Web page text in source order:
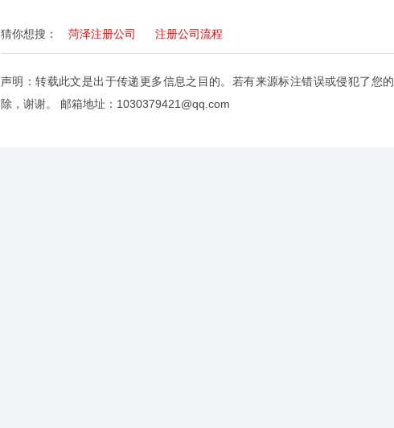
猜你想搜： 菏泽注册公司 注册公司流程
声明：转载此文是出于传递更多信息之目的。若有来源标注错误或侵犯了您
除，谢谢。 邮箱地址：1030379421@qq.com